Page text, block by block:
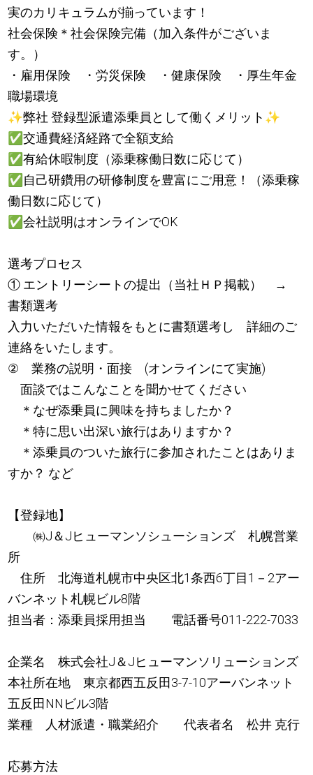
実のカリキュラムが揃っています！
社会保険＊社会保険完備（加入条件がございま
す。）
・雇用保険 ・労災保険 ・健康保険 ・厚生年金
職場環境
✨弊社 登録型派遣添乗員として働くメリット ✨
✅交通費経済経路で全額支給
✅有給休暇制度（添乗稼働日数に応じて）
✅ 自己研鑽用の研修制度を豊富にご用意！（添乗稼
働日数に応じて）
✅会社説明はオンラインでOK
選考プロセス
① エントリーシートの提出（当社ＨＰ掲載） →
書類選考
入力いただいた情報をもとに書類選考し 詳細のご
連絡をいたします。
② 業務の説明・面接 (オンラインにて実施)
面談ではこんなことを聞かせてください
＊なぜ添乗員に興味を持ちましたか？
＊特に思い出深い旅行はありますか？
＊添乗員のついた旅行に参加されたことはありま
すか？ など
【登録地】
㈱J＆Jヒューマンソシューションズ 札幌営業
所
住所 北海道札幌市中央区北1条西6丁目1－2アー
バンネット札幌ビル8階
担当者：添乗員採用担当 電話番号011‐222‐7033
企業名 株式会社J＆Jヒューマンソリューションズ
本社所在地 東京都西五反田3-7-10アーバンネット
五反田NNビル3階
業種 人材派遣・職業紹介 代表者名 松井 克行
応募方法